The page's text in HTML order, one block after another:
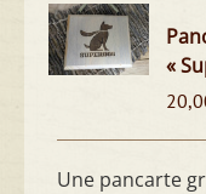
«
Une pancarte